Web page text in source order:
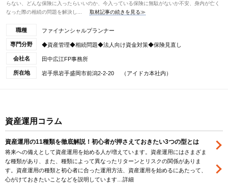
らない、どんな保険に入ったらいいのか、今入っている保険に無駄がないか不安、身内が亡く
なった際の相続の問題を解決し...
取材記事の続きを見る≫
職種 ファイナンシャルプランナー
専門分野 ◆資産管理◆相続問題◆法人向け資金対策◆保険見直し
会社名 田中広江FP事務所
所在地 岩手県岩手盛岡市前潟2-2-20 （アイドカ本社内）
資産運用コラム
資産運用の11種類を徹底解説！初心者が押さえておきたい3つの型とは
将来への備えとして資産運用を始める人が増えています。資産運用にはさまざま
な種類があり、また、種類によって異なったリターンとリスクの関係がありま
す。資産運用の種類と初心者に合った運用方法、資産運用を始めるにあたって、
心がけておきたいことなどを説明しています…詳細